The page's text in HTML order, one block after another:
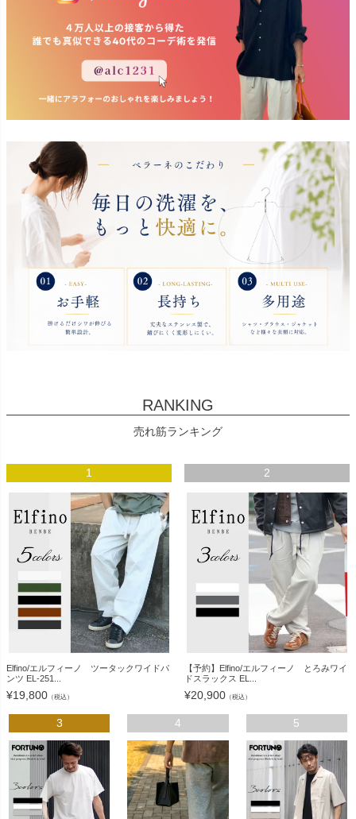
RANKING
売れ筋ランキング
1
Elfino/エルフィーノ ツータックワイドパ
ンツ EL-251...
¥19,800 （税込）
2
【予約】Elfino/エルフィーノ とろみワイ
ドスラックス EL...
¥20,900 （税込）
3 4 5